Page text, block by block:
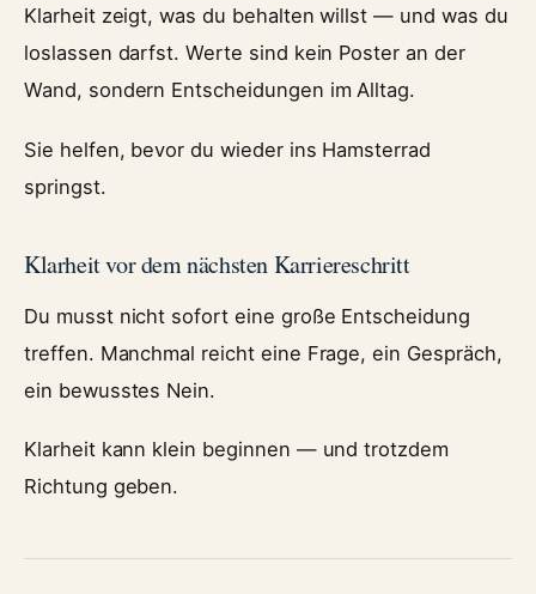
Klarheit zeigt, was du behalten willst — und was du
loslassen darfst. Werte sind kein Poster an der
Wand, sondern Entscheidungen im Alltag.
Sie helfen, bevor du wieder ins Hamsterrad
springst.
Klarheit vor dem nächsten Karriereschritt
Du musst nicht sofort eine große Entscheidung
treffen. Manchmal reicht eine Frage, ein Gespräch,
ein bewusstes Nein.
Klarheit kann klein beginnen — und trotzdem
Richtung geben.